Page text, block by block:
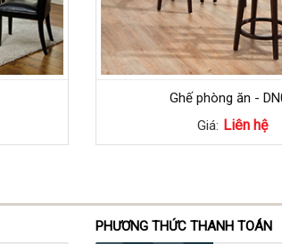
Ghế phòng ăn -
Giá: Liên hệ
PHƯƠNG THỨC THANH TOÁN